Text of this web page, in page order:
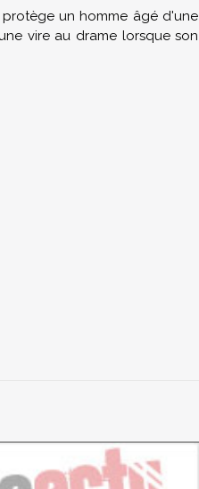
protège un homme âgéd'une
vire au drame lorsqueson